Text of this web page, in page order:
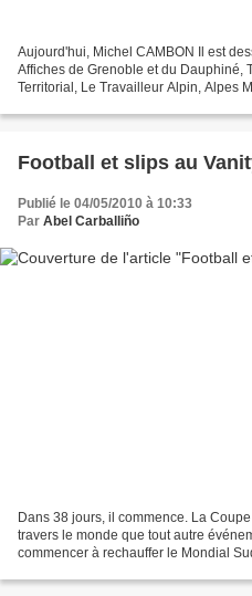
Aujourd'hui, Michel CAMBON Il est
Affiches de Grenoble et du Dauphiné,
Territorial, Le Travailleur Alpin, Alpes
Football et slips au
Publié le 04/05/2010 à 10:33
Par Abel Carballiño
Dans 38 jours, il commence. La
travers le monde que tout autre
commencer à rechauffer le Mondial